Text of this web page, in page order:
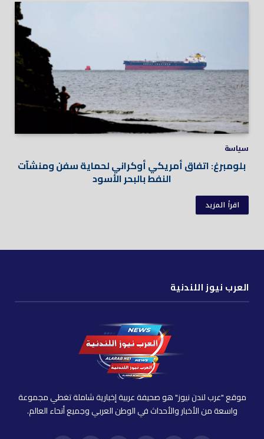
سياسة
بلومبرغ: اتفاق أمريكي أوكراني لحماية سفن ومنشآت
النفط بالبحر الأسود
اقرأ المزيد
العرب نيوز اللندنية
موقع "عرب لندن نيوز" هو صحيفة عربية إخبارية شاملة تغطي مجموعة
واسعة من الأخبار والأحداث في الوطن العربي وجميع أنحاء العالم.